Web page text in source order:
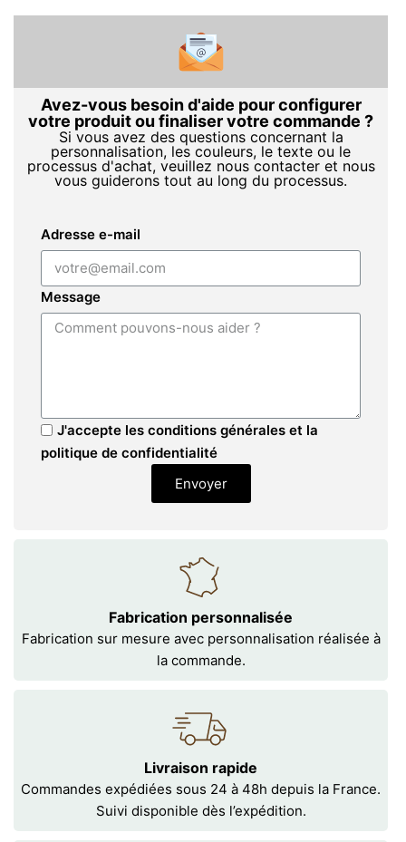
Avez-vous besoin d'aide pour configurer
votre produit ou finaliser votre commande ?
Si vous avez des questions concernant la
personnalisation, les couleurs, le texte ou le
processus d'achat, veuillez nous contacter et nous
vous guiderons tout au long du processus.
Adresse e-mail
Message
J'accepte les conditions générales et la
politique de confidentialité
Envoyer
Fabrication personnalisée
Fabrication sur mesure avec personnalisation réalisée à
la commande.
Livraison rapide
Commandes expédiées sous 24 à 48h depuis la France.
Suivi disponible dès l’expédition.